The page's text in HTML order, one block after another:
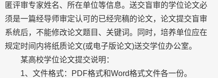
匿评审专家姓名、所在单位等信息。送交盲审的学位论文必
须是一篇经导师审定认可的已经完稿的论文，论文提交盲审
系统后，不能修改论文题目、关键词。同时，培养单位应在
规定时间内将纸质论文(或电子版论文)送交学位办公室。
某高校学位论文提交说明：
1、文件格式：PDF格式和Word格式文件各一份。